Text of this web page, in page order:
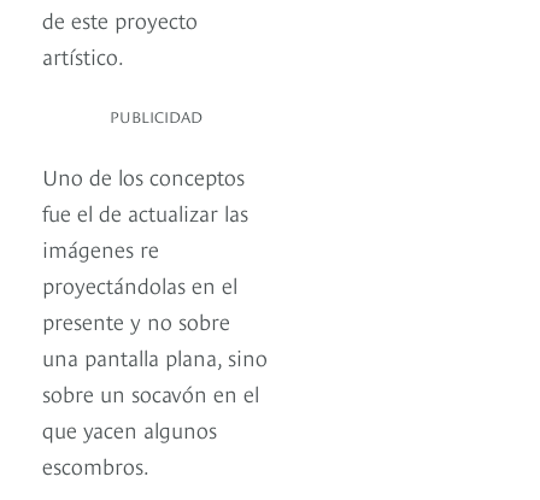
de este proyecto
artístico.
PUBLICIDAD
Uno de los conceptos
fue el de actualizar las
imágenes re
proyectándolas en el
presente y no sobre
una pantalla plana, sino
sobre un socavón en el
que yacen algunos
escombros.